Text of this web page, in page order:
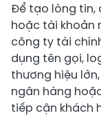
Để tạo lòng tin,
hoặc tài khoản
công ty tài
dụng tên gọi,
thương hiệu
ngân hàng
tiếp cận khách